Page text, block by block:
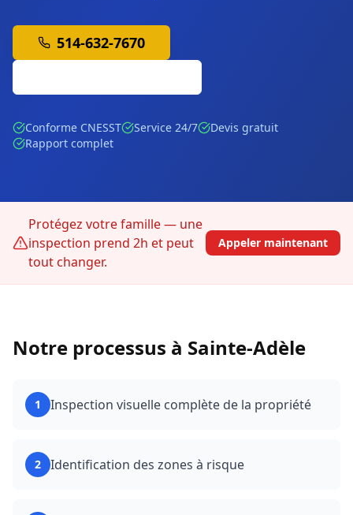
514-632-7670
Conforme CNESST Service 24/7
Devis gratuit
Rapport complet
Protégez votre famille — une
inspection prend 2h et peut
tout changer.
Appeler maintenant
Notre processus à Sainte-Adèle
1 Inspection visuelle complète de la propriété
2 Identification des zones à risque